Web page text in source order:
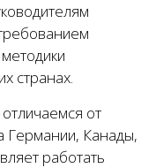
странах.
от
Германии, Канады,
работать